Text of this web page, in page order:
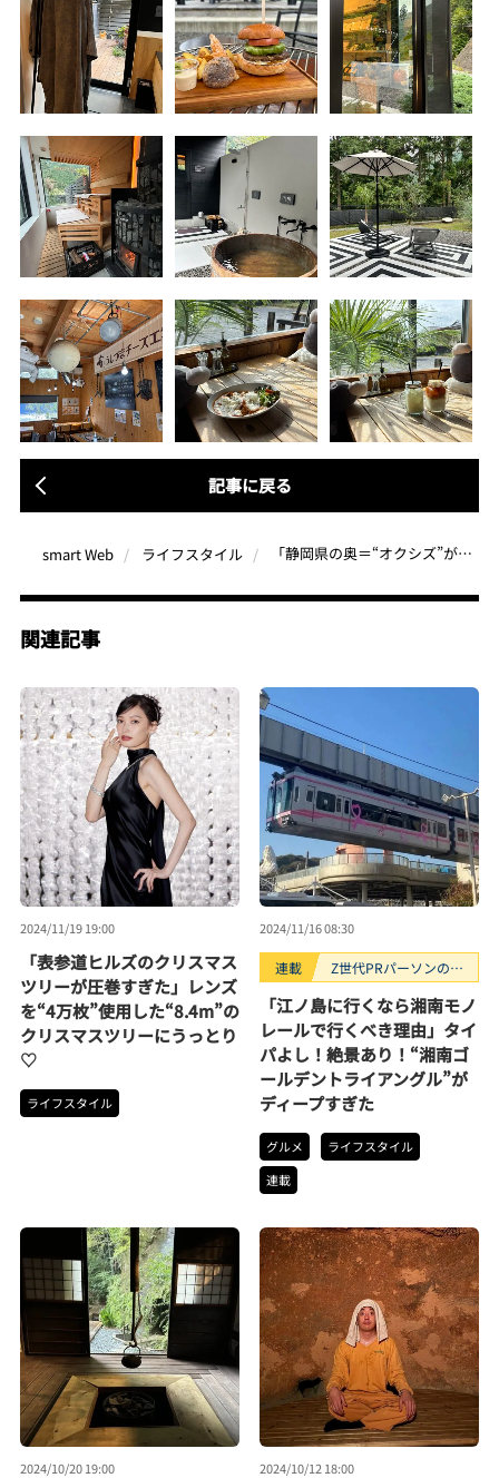
記事に戻る
smart Web ライフスタイル 「静岡県の奥＝“オクシズ”が最高らしい」秘境“梅ケ島ドライブイン”にあるサウナとは？懐かしいのに新しい癒やし体験
関連記事
2024/11/19 19:00
「表参道ヒルズのクリスマス
ツリーが圧巻すぎた」レンズ
を“4万枚”使用した“8.4m”の
クリスマスツリーにうっとり
♡
ライフスタイル
2024/11/16 08:30
連載
Z世代PRパーソンのキ
「江ノ島に行くなら湘南モノ
レールで行くべき理由」タイ
パよし！絶景あり！“湘南ゴ
ールデントライアングル”が
ディープすぎた
グルメ
ライフスタイル
連載
2024/10/20 19:00 2024/10/12 18:00